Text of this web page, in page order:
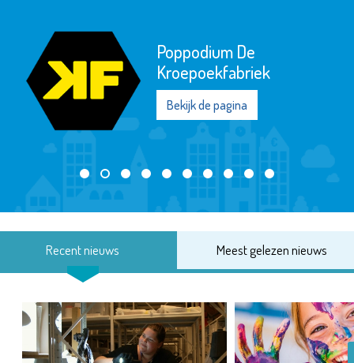
Poppodium De
Kroepoekfabriek
Bekijk de pagina
Recent nieuws Meest gelezen nieuws